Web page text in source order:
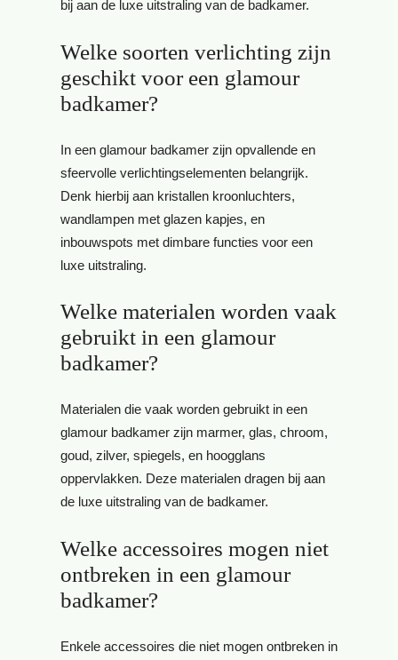
bij aan de luxe uitstraling van de badkamer.
Welke soorten verlichting zijn
geschikt voor een glamour
badkamer?
In een glamour badkamer zijn opvallende en
sfeervolle verlichtingselementen belangrijk.
Denk hierbij aan kristallen kroonluchters,
wandlampen met glazen kapjes, en
inbouwspots met dimbare functies voor een
luxe uitstraling.
Welke materialen worden vaak
gebruikt in een glamour
badkamer?
Materialen die vaak worden gebruikt in een
glamour badkamer zijn marmer, glas, chroom,
goud, zilver, spiegels, en hoogglans
oppervlakken. Deze materialen dragen bij aan
de luxe uitstraling van de badkamer.
Welke accessoires mogen niet
ontbreken in een glamour
badkamer?
Enkele accessoires die niet mogen ontbreken in